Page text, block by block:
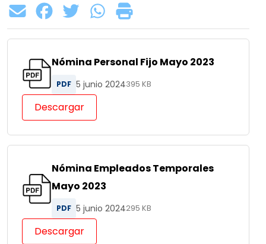
Nómina Personal Fijo Mayo 2023
PDF 5 junio 2024395 KB
Descargar
Nómina Empleados Temporales
Mayo 2023
PDF 5 junio 2024295 KB
Descargar